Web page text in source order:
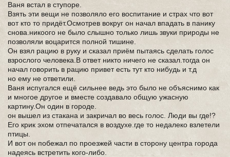
Ваня встал в ступоре.
Взять эти вещи не позволяло его воспитание и страх что вот
вот кто то придёт.Осмотрев вокруг он начал впадать в панику
снова.никоого не было слышно только лишь звуки природы не
позволяли воцарится полной тишине.
Он взял рацию в руку и сказал приём пытаясь сделать голос
взрослого человека.В ответ никто ничего не сказал.тогда он
начал говорить в рацию привет есть тут кто нибудь и т.д
но ему не ответили.
Ваня испугался ещё сильнее ведь это было не объяснимо как
и многое другое и вместе создавало общую ужасную
картину.Он один в городе.
он вышел из стакана и закричал во весь голос. Люди вы где!?
Его крик эхом отпечатался в воздухе.где то недалеко взлетели
птицы.
И вот он побежал по проезжей части в сторону центра города
надеясь встретить кого-либо.